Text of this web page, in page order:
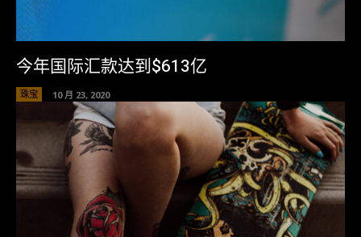
今年国际汇款达到$613亿
珠宝 10 月 23, 2020